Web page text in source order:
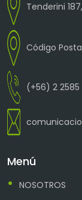
Tenderini
Código
(+56) 2 2585
Menú
NOSOTROS